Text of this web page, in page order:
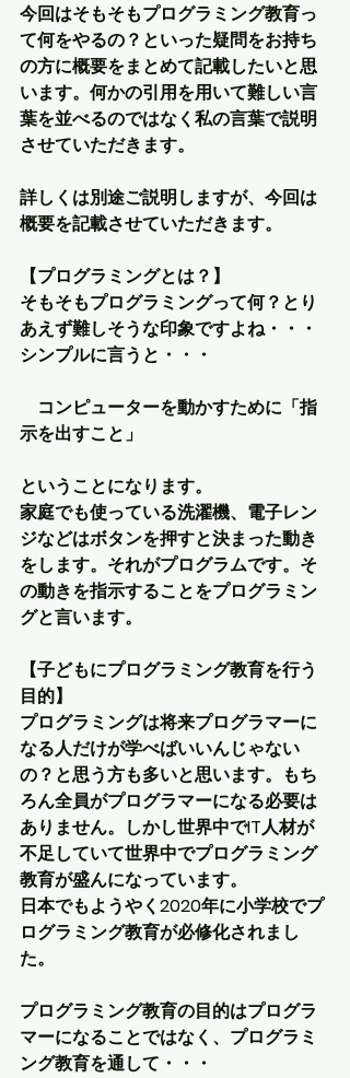
今回はそもそもプログラミング教育っ
て何をやるの？といった疑問をお持ち
の方に概要をまとめて記載したいと思
います。何かの引用を用いて難しい言
葉を並べるのではなく私の言葉で説明
させていただきます。
詳しくは別途ご説明しますが、今回は
概要を記載させていただきます。
【プログラミングとは？】
そもそもプログラミングって何？とり
あえず難しそうな印象ですよね・・・
シンプルに言うと・・・
コンピューターを動かすために「指
示を出すこと」
ということになります。
家庭でも使っている洗濯機、電子レン
ジなどはボタンを押すと決まった動き
をします。それがプログラムです。そ
の動きを指示することをプログラミン
グと言います。
【子どもにプログラミング教育を行う
目的】
プログラミングは将来プログラマーに
なる人だけが学べばいいんじゃない
の？と思う方も多いと思います。もち
ろん全員がプログラマーになる必要は
ありません。しかし世界中でIT人材が
不足していて世界中でプログラミング
教育が盛んになっています。
日本でもようやく2020年に小学校でプ
ログラミング教育が必修化されまし
た。
プログラミング教育の目的はプログラ
マーになることではなく、プログラミ
ング教育を通して・・・